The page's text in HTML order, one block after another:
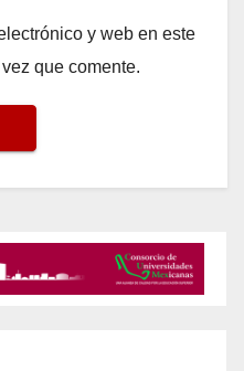
y web en este
que comente.